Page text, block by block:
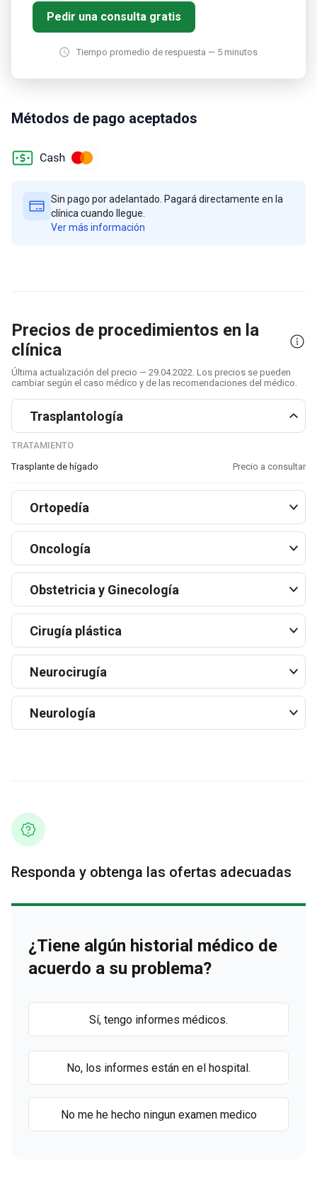
Pedir una consulta gratis
Tiempo promedio de respuesta — 5 minutos
Métodos de pago aceptados
Sin pago por adelantado. Pagará directamente en la
clínica cuando llegue.
Ver más información
Precios de procedimientos en la
clínica
Última actualización del precio — 29.04.2022. Los precios se pueden
cambiar según el caso médico y de las recomendaciones del médico.
Trasplantología
TRATAMIENTO
Trasplante de hígado
Precio a consultar
Ortopedía
Oncología
Obstetricia y Ginecología
Cirugía plástica
Neurocirugía
Neurología
Responda y obtenga las ofertas adecuadas
¿Tiene algún historial médico de
acuerdo a su problema?
Sí, tengo informes médicos.
No, los informes están en el hospital.
No me he hecho ningun examen medico